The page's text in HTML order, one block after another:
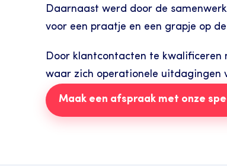
Daarnaast werd door de
voor een praatje en een grapje op
Door klantcontacten te kwalificeren
waar zich operationele uitdagingen
Maak een afspraak met onze